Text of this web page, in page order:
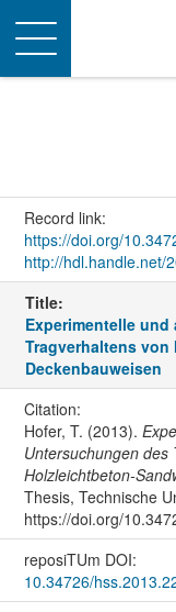
Toggle
navigation
Record link:
https://doi.org/
http://hdl.handle.net/
Title:
Experimentelle
Tragverhaltens
Deckenbauweisen
Citation:
Hofer, T. (2013).
Untersuchungen des
Holzleichtbeton-
Thesis, Technische
https://doi.org/
reposiTUm DOI:
10.34726/